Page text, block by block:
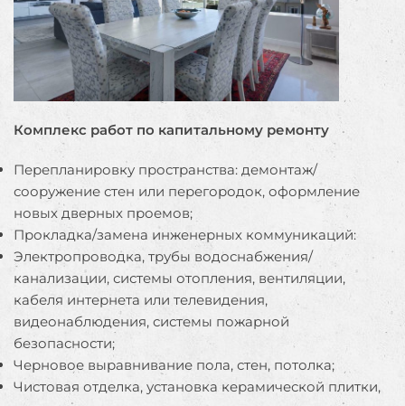
Комплекс работ по капитальному ремонту
Перепланировку пространства: демонтаж/
сооружение стен или перегородок, оформление
новых дверных проемов;
Прокладка/замена инженерных коммуникаций:
Электропроводка, трубы водоснабжения/
канализации, системы отопления, вентиляции,
кабеля интернета или телевидения,
видеонаблюдения, системы пожарной
безопасности;
Черновое выравнивание пола, стен, потолка;
Чистовая отделка, установка керамической плитки,